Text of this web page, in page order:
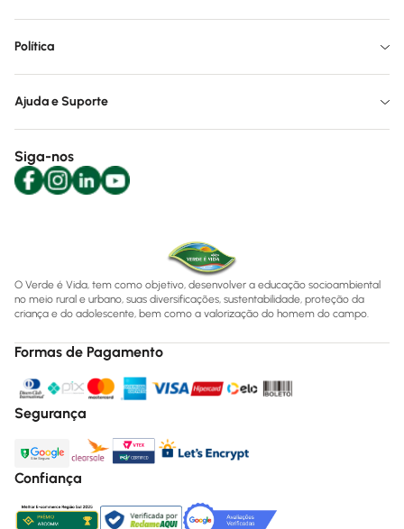
Política
Ajuda e Suporte
Siga-nos
O Verde é Vida, tem como objetivo, desenvolver a educação socioambiental
no meio rural e urbano, suas diversificações, sustentabilidade, proteção da
criança e do adolescente, bem como a valorização do homem do campo.
Formas de Pagamento
Segurança
Confiança